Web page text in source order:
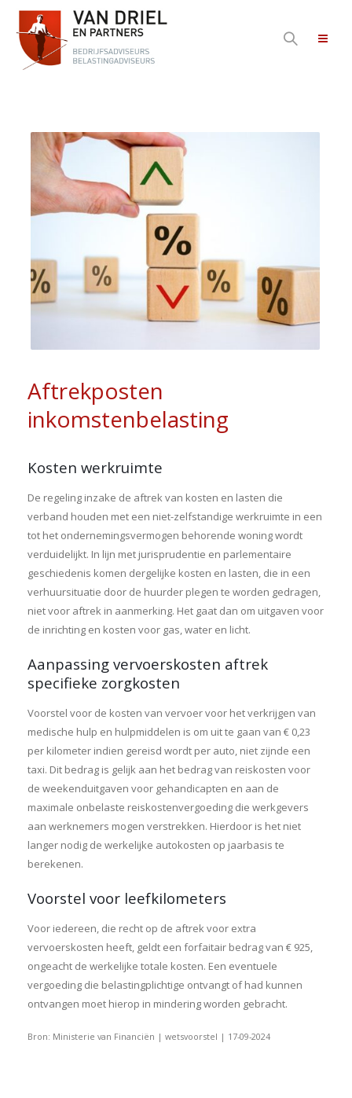
Aftrekposten
inkomstenbelasting
Kosten werkruimte
De regeling inzake de aftrek van kosten en lasten die
verband houden met een niet-zelfstandige werkruimte in een
tot het ondernemingsvermogen behorende woning wordt
verduidelijkt. In lijn met jurisprudentie en parlementaire
geschiedenis komen dergelijke kosten en lasten, die in een
verhuursituatie door de huurder plegen te worden gedragen,
niet voor aftrek in aanmerking. Het gaat dan om uitgaven voor
de inrichting en kosten voor gas, water en licht.
Aanpassing vervoerskosten aftrek
specifieke zorgkosten
Voorstel voor de kosten van vervoer voor het verkrijgen van
medische hulp en hulpmiddelen is om uit te gaan van € 0,23
per kilometer indien gereisd wordt per auto, niet zijnde een
taxi. Dit bedrag is gelijk aan het bedrag van reiskosten voor
de weekenduitgaven voor gehandicapten en aan de
maximale onbelaste reiskostenvergoeding die werkgevers
aan werknemers mogen verstrekken. Hierdoor is het niet
langer nodig de werkelijke autokosten op jaarbasis te
berekenen.
Voorstel voor leefkilometers
Voor iedereen, die recht op de aftrek voor extra
vervoerskosten heeft, geldt een forfaitair bedrag van € 925,
ongeacht de werkelijke totale kosten. Een eventuele
vergoeding die belastingplichtige ontvangt of had kunnen
ontvangen moet hierop in mindering worden gebracht.
Bron: Ministerie van Financiën | wetsvoorstel | 17-09-2024